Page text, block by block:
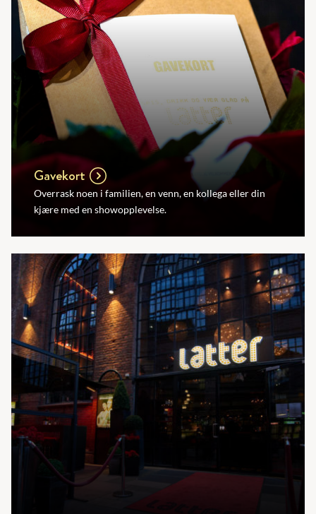
Gavekort
Overrask noen i familien, en venn, en kollega eller din
kjære med en showopplevelse.